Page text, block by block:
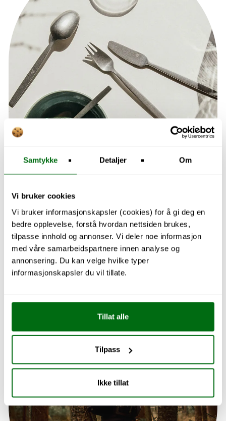
Samtykke Detaljer Om
Vi bruker cookies
Vi bruker informasjonskapsler (cookies) for å gi deg en
bedre opplevelse, forstå hvordan nettsiden brukes,
tilpasse innhold og annonser. Vi deler noe informasjon
med våre samarbeidspartnere innen analyse og
annonsering. Du kan velge hvilke typer
informasjonskapsler du vil tillate.
Tillat alle
Tilpass
Ikke tillat
Utforsk kjøkken